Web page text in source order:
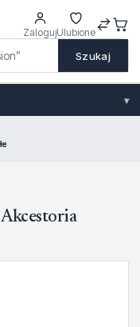
Szukaj
ZalogujUlubione
▾